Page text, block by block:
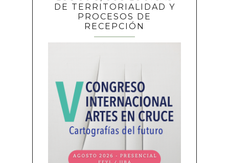
DE TERRITORIALIDAD Y
PROCESOS DE
RECEPCIÓN